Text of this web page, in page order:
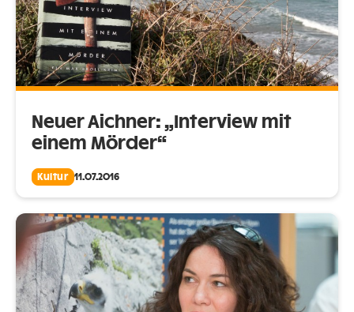
Neuer Aichner: „Interview mit
einem Mörder“
Kultur 11.07.2016